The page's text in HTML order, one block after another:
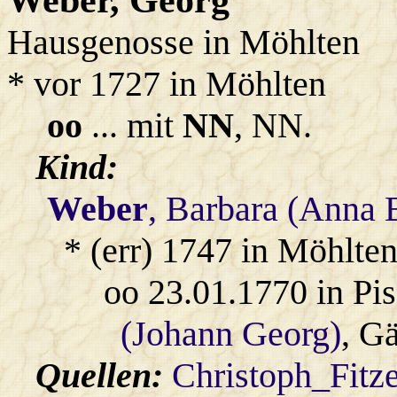
Hausgenosse in Möhlten
* vor 1727 in Möhlten
oo... mitNN, NN.
Kind:
Weber, Barbara (Anna
* (err) 1747 in Möhlten
oo 23.01.1770 in
(Johann Georg),
Quellen: